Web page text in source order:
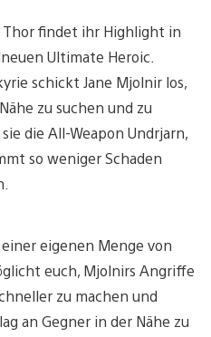
findet ihr Highlight in
Ultimate Heroic.
schickt Jane Mjolnir los,
zu suchen und zu
die All-Weapon Undrjarn,
so weniger Schaden
eigenen Menge von
euch, Mjolnirs Angriffe
zu machen und
an Gegner in der Nähe zu